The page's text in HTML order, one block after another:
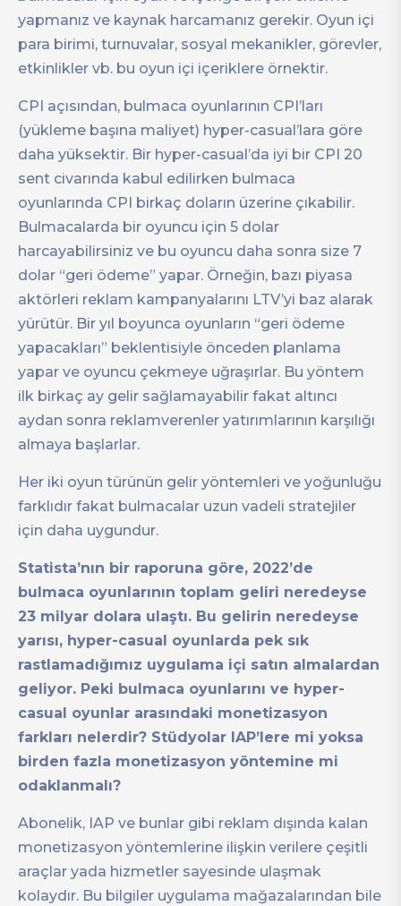
yapmanız ve kaynak harcamanız gerekir. Oyun içi
para birimi, turnuvalar, sosyal mekanikler, görevler,
etkinlikler vb. bu oyun içi içeriklere örnektir.
CPI açısından, bulmaca oyunlarının CPI’ları
(yükleme başına maliyet) hyper-casual’lara göre
daha yüksektir. Bir hyper-casual’da iyi bir CPI 20
sent civarında kabul edilirken bulmaca
oyunlarında CPI birkaç doların üzerine çıkabilir.
Bulmacalarda bir oyuncu için 5 dolar
harcayabilirsiniz ve bu oyuncu daha sonra size 7
dolar “geri ödeme” yapar. Örneğin, bazı piyasa
aktörleri reklam kampanyalarını LTV’yi baz alarak
yürütür. Bir yıl boyunca oyunların “geri ödeme
yapacakları” beklentisiyle önceden planlama
yapar ve oyuncu çekmeye uğraşırlar. Bu yöntem
ilk birkaç ay gelir sağlamayabilir fakat altıncı
aydan sonra reklamverenler yatırımlarının karşılığı
almaya başlarlar.
Her iki oyun türünün gelir yöntemleri ve yoğunluğu
farklıdır fakat bulmacalar uzun vadeli stratejiler
için daha uygundur.
Statista’nın bir raporuna göre, 2022’de
bulmaca oyunlarının toplam geliri neredeyse
23 milyar dolara ulaştı. Bu gelirin neredeyse
yarısı, hyper-casual oyunlarda pek sık
rastlamadığımız uygulama içi satın almalardan
geliyor. Peki bulmaca oyunlarını ve hyper-
casual oyunlar arasındaki monetizasyon
farkları nelerdir? Stüdyolar IAP’lere mi yoksa
birden fazla monetizasyon yöntemine mi
odaklanmalı?
Abonelik, IAP ve bunlar gibi reklam dışında kalan
monetizasyon yöntemlerine ilişkin verilere çeşitli
araçlar yada hizmetler sayesinde ulaşmak
kolaydır. Bu bilgiler uygulama mağazalarından bile